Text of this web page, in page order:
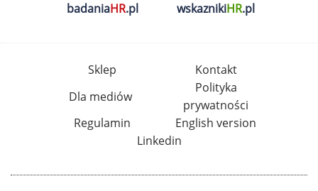
badaniaHR.pl wskaznikiHR.pl
Sklep
Kontakt
Dla mediów
Polityka
prywatności
Regulamin
English version
Linkedin